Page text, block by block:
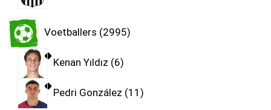
Voetballers 2995
Kenan Yıldız 6
Pedri González 11